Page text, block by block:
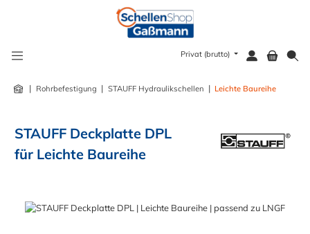
Privat (brutto)
| Rohrbefestigung | STAUFF Hydraulikschellen | Leichte Baureihe
STAUFF Deckplatte DPL
für Leichte Baureihe
Bildergalerie überspringen